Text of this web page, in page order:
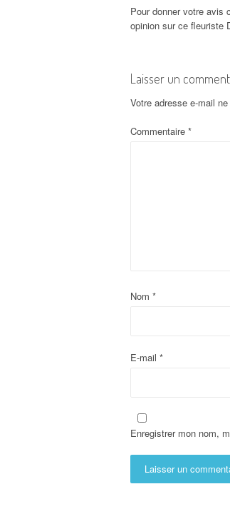
Pour donner votre avis
opinion sur ce fleuriste
Laisser un
Votre adresse e-mail
Commentaire *
Nom *
E-mail *
Enregistrer mon nom,